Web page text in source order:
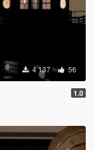
4 137 56
1.0